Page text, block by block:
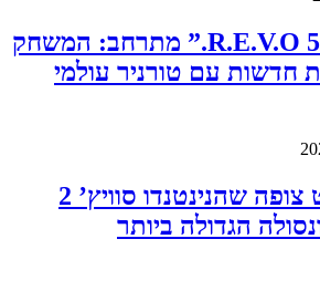
“וירטואה פייטר 5 R.E.V.O.” מתרחב: המשחק
חדשות עם טורניר עולמי
בלומברג: אנליסט צופה שהנינטנדו סוויץ’ 2
הגדולה ביותר